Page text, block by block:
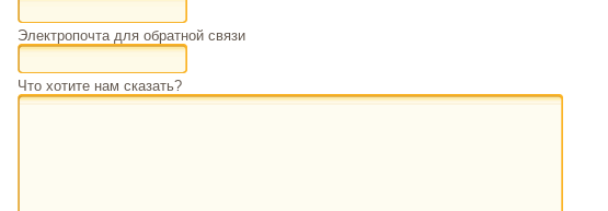
Электропочта для обратной связи
Что хотите нам сказать?